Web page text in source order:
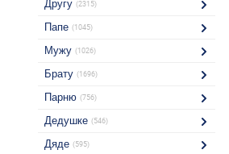
Другу (2315)
Папе (1045)
Мужу (1026)
Брату (1696)
Парню (756)
Дедушке (546)
Дяде (595)